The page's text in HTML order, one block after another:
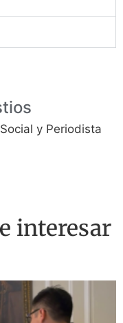
y Periodista
interesar